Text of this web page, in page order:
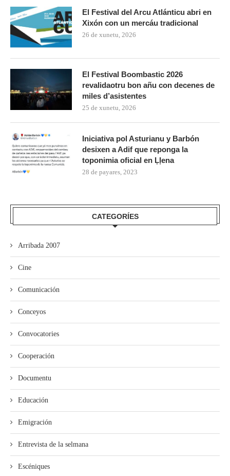
El Festival del Arcu Atlánticu abri en
Xixón con un mercáu tradicional
26 de xunetu, 2026
El Festival Boombastic 2026
revalidaotru bon añu con decenes de
miles d’asistentes
25 de xunetu, 2026
Iniciativa pol Asturianu y Barbón
desixen a Adif que reponga la
toponimia oficial en Ḷḷena
28 de payares, 2023
CATEGORÍES
Arribada 2007
Cine
Comunicación
Conceyos
Convocatories
Cooperación
Documentu
Educación
Emigración
Entrevista de la selmana
Escéniques